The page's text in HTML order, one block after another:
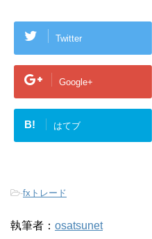
Twitter
Google+
B! はてブ
-fxトレード
執筆者： osatsunet